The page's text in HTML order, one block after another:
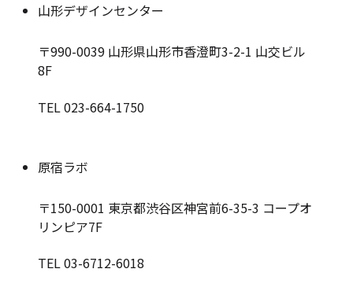
山形デザインセンター
〒990-0039 山形県山形市香澄町3-2-1 山交ビル
8F
TEL 023-664-1750
原宿ラボ
〒150-0001 東京都渋谷区神宮前6-35-3 コープオ
リンピア7F
TEL 03-6712-6018